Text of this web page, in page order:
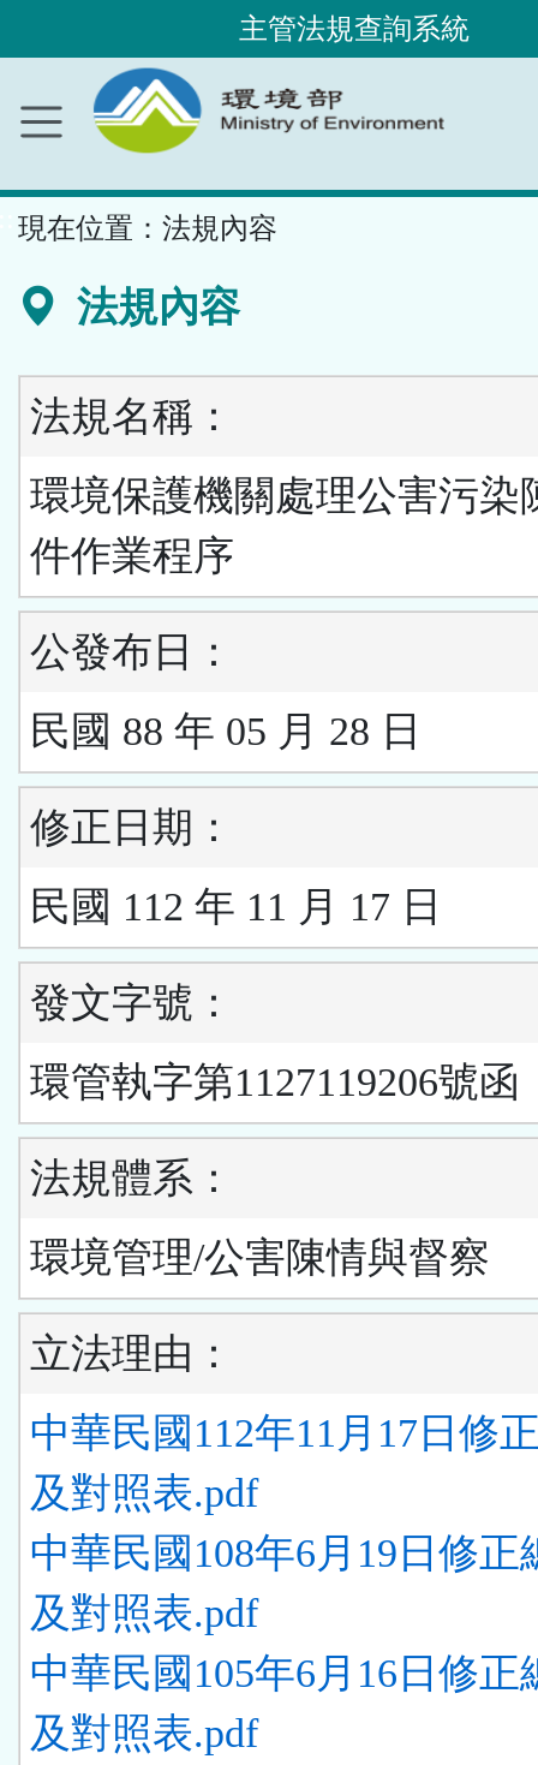
內
容
主管法規查詢系統
現在位置： 法規內容
法規內容
法規名稱：
環境保護機關處理公害污染
件作業程序
公發布日：
民國 88 年 05 月 28 日
修正日期：
民國 112 年 11 月 17 日
發文字號：
環管執字第1127119206號函
法規體系：
環境管理/公害陳情與督察
立法理由：
中華民國112年11月17日修
及對照表.pdf
中華民國108年6月19日修正
及對照表.pdf
中華民國105年6月16日修正
及對照表.pdf